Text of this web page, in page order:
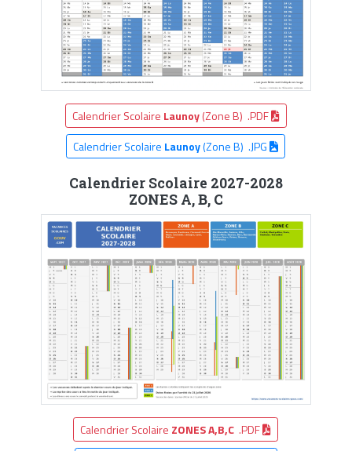
Calendrier Scolaire Launoy(Zone B) .PDF
Calendrier Scolaire Launoy(Zone B) .JPG
Calendrier Scolaire 2027-2028
ZONES A, B, C
Calendrier Scolaire ZONES A,B,C .PDF